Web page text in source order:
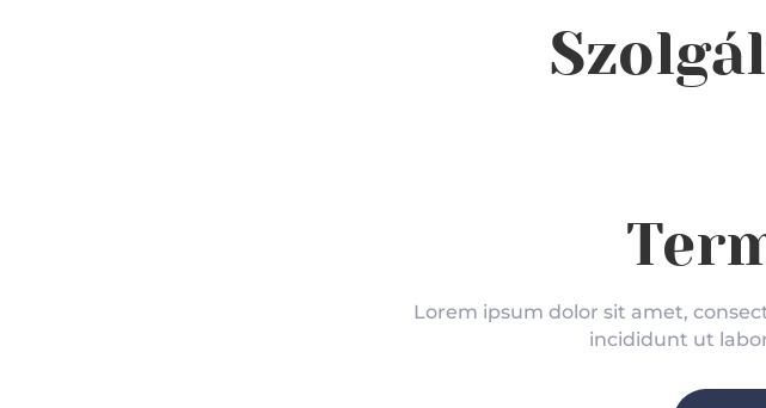
Lorem ipsum dolor sit amet,
incididunt ut